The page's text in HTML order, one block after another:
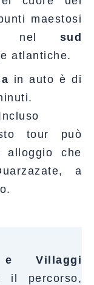
maestosi
nel sud
atlantiche.
in auto è di
tour può
che
a
Villaggi
il percorso,